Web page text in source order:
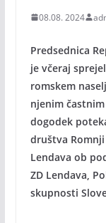
08.08. 2024
Predsednica
je včeraj
romskem
njenim
dogodek
društva
Lendava ob
ZD Lendava,
skupnosti